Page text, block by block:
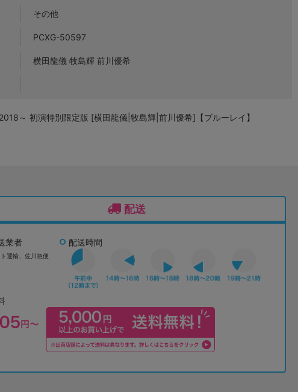
その他
PCXG-50597
横田龍儀 牧島輝 前川優希
～ 初演特別限定版 [横田龍儀|牧島輝|前川優希]【ブルーレイ】
配送
業者
運輸、佐川急便
配送時間